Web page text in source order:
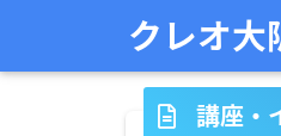
クレオ大
講座・